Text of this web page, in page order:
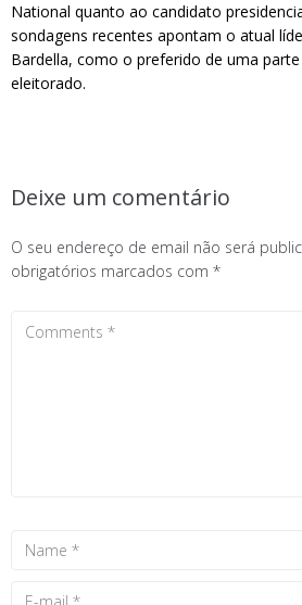
National quanto ao candidato
sondagens recentes apontam o atual
Bardella, como o preferido de uma
eleitorado.
Deixe um comentário
O seu endereço de email não será
obrigatórios marcados com *